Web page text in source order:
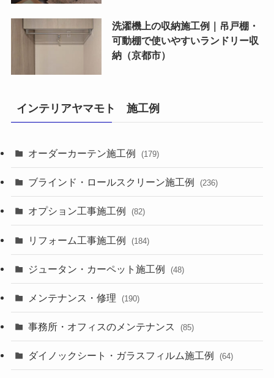
洗濯機上の収納施工例｜吊戸棚・
可動棚で使いやすいランドリー収
納（京都市）
インテリアヤマモト 施工例
オーダーカーテン施工例 (179)
ブラインド・ロールスクリーン施工例 (236)
オプション工事施工例 (82)
リフォーム工事施工例 (184)
ジュータン・カーペット施工例 (48)
メンテナンス・修理 (190)
事務所・オフィスのメンテナンス (85)
ダイノックシート・ガラスフィルム施工例 (64)